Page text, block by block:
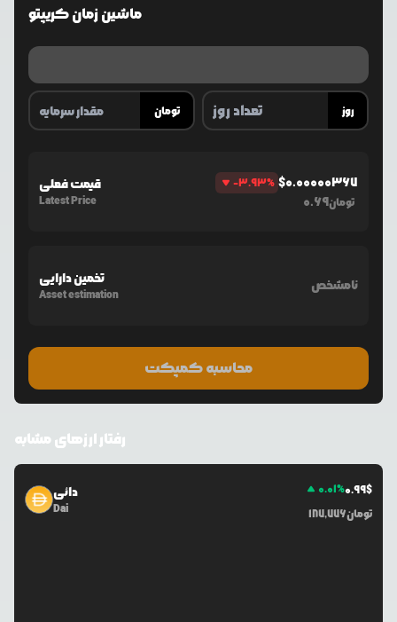
ماشین زمان کریپتو
تومان روز
قیمت فعلی
Latest Price
-3.93% $0.00000367
0.69تومان
تخمین دارایی
Asset estimation
نامشخص
محاسبه کمپکت
رفتار ارزهای مشابه
دائی
Dai
0.01%0.99$
187,776تومان